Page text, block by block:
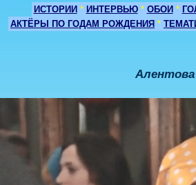
ИСТОРИИ * ИНТЕРВЬЮ * ОБОИ *
АКТЁРЫ ПО ГОДАМ РОЖДЕНИЯ *